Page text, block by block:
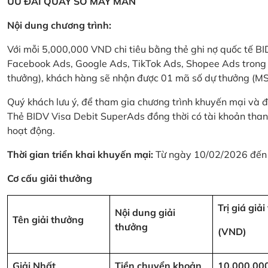
Nội dung chương trình:
Với mỗi 5,000,000 VND chi tiêu bằng thẻ ghi nợ quốc tế
Facebook Ads, Google Ads, TikTok Ads, Shopee Ads
thưởng), khách hàng sẽ nhận được 01 mã số dự thưởng
Quý khách lưu ý, để tham gia chương trình khuyến mại và
Thẻ BIDV Visa Debit SuperAds đồng thời có tài khoản
hoạt động.
Thời gian triển khai khuyến mại: Từ ngày 10/02/2026
Cơ cấu giải thưởng
Tên giải thưởng
Nội dung giải
thưởng
Trị giá
(VND)